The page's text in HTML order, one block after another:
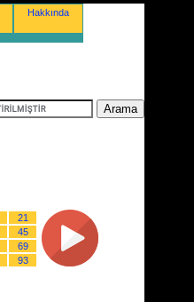
Hakkında
21
45
69
93